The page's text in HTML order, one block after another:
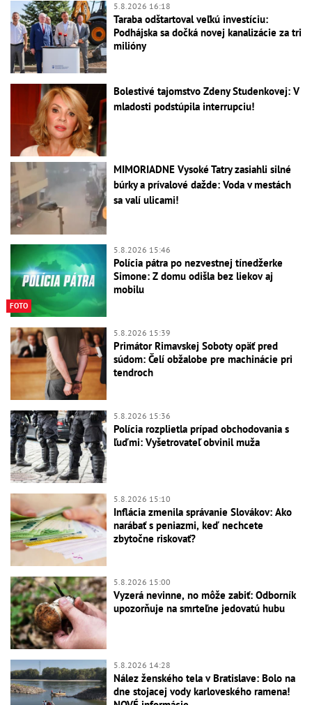
5.8.2026 16:18
Taraba odštartoval veľkú investíciu:
Podhájska sa dočká novej kanalizácie za tri
milióny
Bolestivé tajomstvo Zdeny Studenkovej: V
mladosti podstúpila interrupciu!
MIMORIADNE Vysoké Tatry zasiahli silné
búrky a prívalové dažde: Voda v mestách
sa valí ulicami!
FOTO
5.8.2026 15:46
Polícia pátra po nezvestnej tínedžerke
Simone: Z domu odišla bez liekov aj
mobilu
5.8.2026 15:39
Primátor Rimavskej Soboty opäť pred
súdom: Čelí obžalobe pre machinácie pri
tendroch
5.8.2026 15:36
Polícia rozplietla prípad obchodovania s
ľuďmi: Vyšetrovateľ obvinil muža
5.8.2026 15:10
Inflácia zmenila správanie Slovákov: Ako
narábať s peniazmi, keď nechcete
zbytočne riskovať?
5.8.2026 15:00
Vyzerá nevinne, no môže zabiť: Odborník
upozorňuje na smrteľne jedovatú hubu
5.8.2026 14:28
Nález ženského tela v Bratislave: Bolo na
dne stojacej vody karloveského ramena!